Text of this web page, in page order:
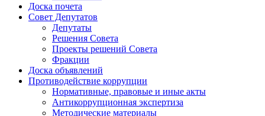
Доска почета
Совет Депутатов
Депутаты
Решения Совета
Проекты решений Совета
Фракции
Доска объявлений
Противодействие коррупции
Нормативные, правовые и иные акты
Антикоррупционная экспертиза
Методические материалы